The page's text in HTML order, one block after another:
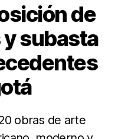
de
subasta
obras de arte